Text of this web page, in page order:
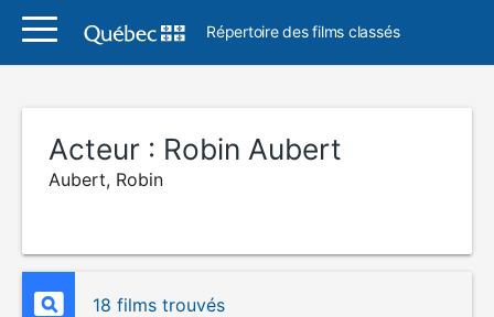
Répertoire des films classés
Acteur : Robin Aubert
Aubert, Robin
18 films trouvés